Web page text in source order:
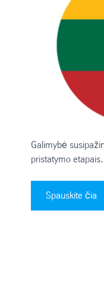
Galimybė
pristatymo etapais.
Spauskite čia